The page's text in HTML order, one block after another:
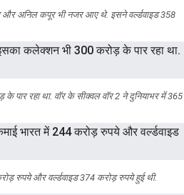
और अनिल कपूर भी नजर आए थे. इसने वर्ल्डवाइड 358
पार रहा था. वॉर के सीक्वल वॉर 2 ने दुनियाभर में 365
रुपये और वर्ल्डवाइड 374 करोड़ रुपये हुई थी.